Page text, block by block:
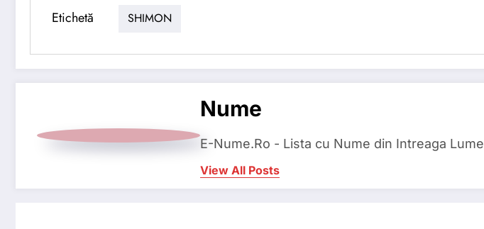
Etichetă SHIMON
Nume
E-Nume.Ro - Lista cu Nume din Intreaga Lume
View All Posts